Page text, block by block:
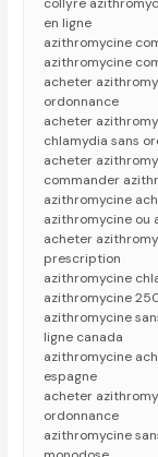
en ligne
azithromycine
azithromycine
acheter
ordonnance
acheter
chlamydia sans
acheter
commander
azithromycine
azithromycine ou
acheter
prescription
azithromycine
azithromycine
azithromycine
ligne canada
azithromycine
espagne
acheter
ordonnance
azithromycine